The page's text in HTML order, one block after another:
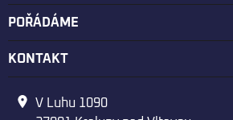
POŘÁDÁME
KONTAKT
V Luhu 1090